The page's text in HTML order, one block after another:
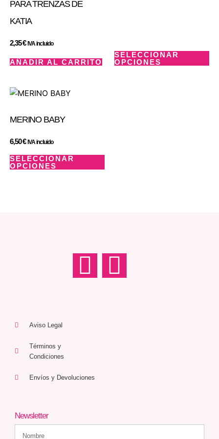
PARA TRENZAS DE
KATIA
2,35€ IVA incluido
AÑADIR AL CARRITO
SELECCIONAR
OPCIONES
MERINO BABY
6,50€ IVA incluido
SELECCIONAR
OPCIONES
Aviso Legal
Términos y
Condiciones
Envíos y Devoluciones
Newsletter